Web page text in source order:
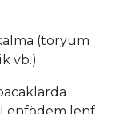
(toryum
vb.)